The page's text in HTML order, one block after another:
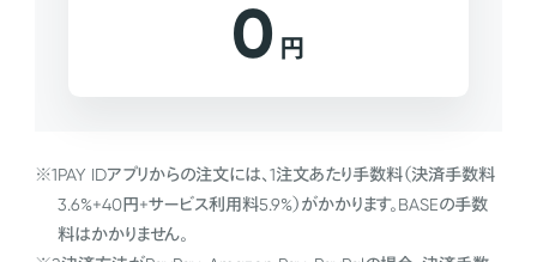
0 円
※1PAY IDアプリからの注文には、1注文あたり手数料（決済手数料
3.6%+40円+サービス利用料5.9%）がかかります。BASEの手数
料はかかりません。